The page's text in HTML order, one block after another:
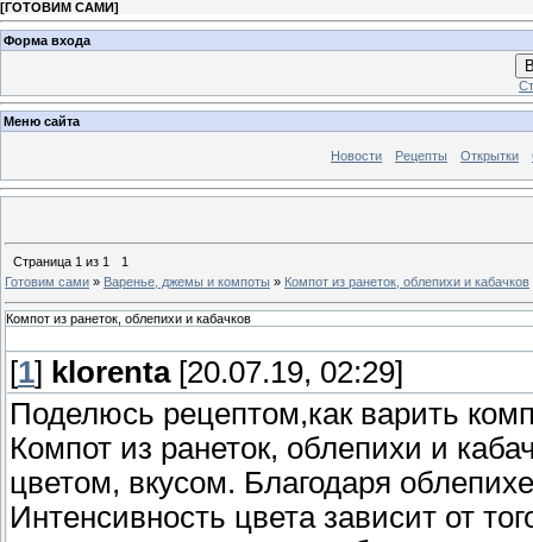
[ГОТОВИМ САМИ]
Форма входа
Меню сайта
Новости Рецепты Открытки
Страница 1 из 1
1
Готовим сами » Варенье, джемы и компоты » Компот из ранеток, облепихи и кабачков
Компот из ранеток, облепихи и кабачков
[1] klorenta[20.07.19, 02:29]
Поделюсь рецептом,как варить
Компот из ранеток, облепихи и
цветом, вкусом. Благодаря
Интенсивность цвета зависит от